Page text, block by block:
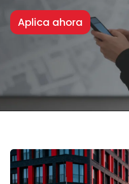
Aplica ahora